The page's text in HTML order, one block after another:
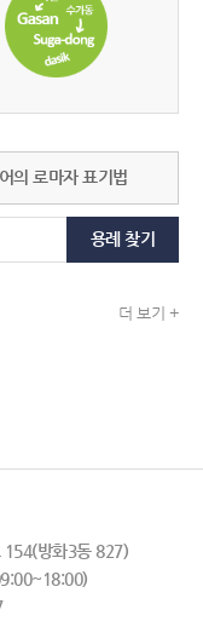
의 로마자 표기법
용례 찾기
더 보기 +
154(방화3동 827)